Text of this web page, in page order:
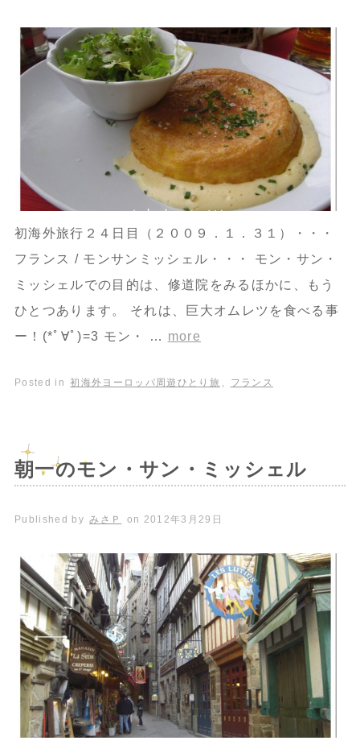
初海外旅行２４日目（２００９．１．３１）・・・
フランス / モンサンミッシェル・・・ モン・サン・
ミッシェルでの目的は、修道院をみるほかに、もう
ひとつあります。 それは、巨大オムレツを食べる事
ー！(*ﾟ∀ﾟ)=3 モン・ … more
Posted in 初海外ヨーロッパ周遊ひとり旅 , フランス
朝一のモン・サン・ミッシェル
Published by みさＰ on 2012年3月29日